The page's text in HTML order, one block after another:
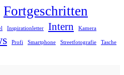
Fortgeschritten
Inspirationletter Intern Kamera
Profi Smartphone Streetfotografie Tasche